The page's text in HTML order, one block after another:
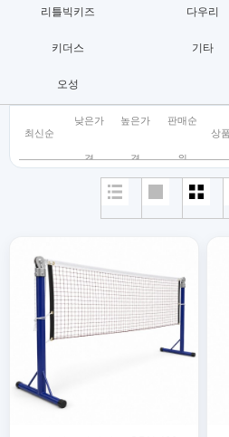
리틀빅키즈 다우리
키더스 기타
오성
최신순
낮은가
격
높은가
격
판매순
위
상